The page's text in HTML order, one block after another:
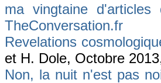
ma vingtaine
TheConversation.fr
Revelations
et H. Dole, Octobre
Non, la nuit n'est pas